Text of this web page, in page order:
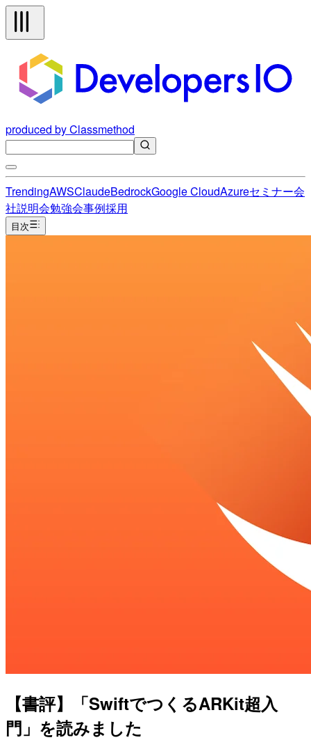
produced by Classmethod
TrendingAWSClaudeBedrockGoogle CloudAzureセミナー会
社説明会勉強会事例採用
目次
【書評】「SwiftでつくるARKit超入
門」を読みました